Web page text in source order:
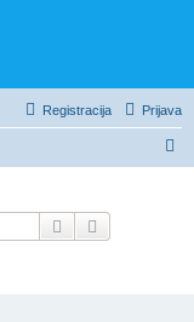
Prijava
Registracija
Pretražnik